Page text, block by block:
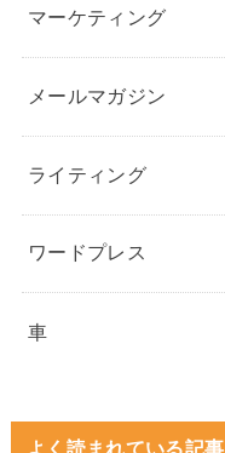
マーケティング
メールマガジン
ライティング
ワードプレス
車
よく読まれている記事